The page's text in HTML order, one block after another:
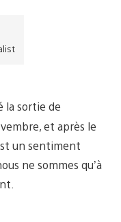
la sortie de
et après le
un sentiment
ne sommes qu’à